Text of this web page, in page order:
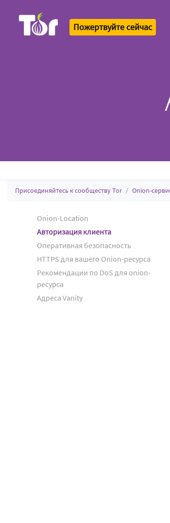
Пожертвуйте сейчас
Присоединяйтесь к сообществу Tor Onion-
Onion-Location
Авторизация клиента
Оперативная безопасность
HTTPS для вашего Onion-ресурса
Рекомендации по DoS для onion-
ресурса
Адреса Vanity